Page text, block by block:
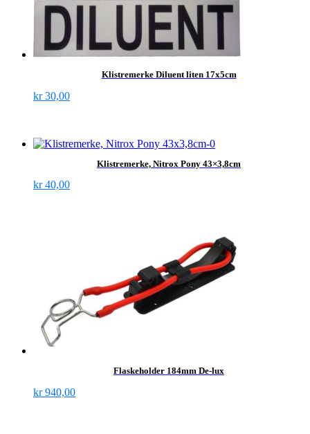
Klistremerke Diluent liten 17x5cm
kr30,00
Klistremerke, Nitrox Pony 43×3,8cm
kr40,00
Flaskeholder 184mm De-lux
kr940,00